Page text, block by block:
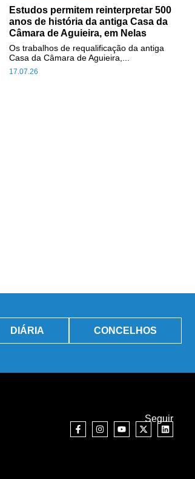
Estudos permitem reinterpretar 500
anos de história da antiga Casa da
Câmara de Aguieira, em Nelas
17.07.26
Os trabalhos de requalificação da antiga
Casa da Câmara de Aguieira,...
DIÁRIA CONCELHOS
Seguir